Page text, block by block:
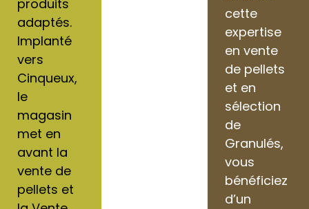
produits
adaptés.
Implanté
vers
Cinqueux,
le
magasin
met en
avant la
vente de
pellets et
cette
expertise
en vente
de pellets
et en
sélection
de
Granulés,
vous
bénéficiez
d’un